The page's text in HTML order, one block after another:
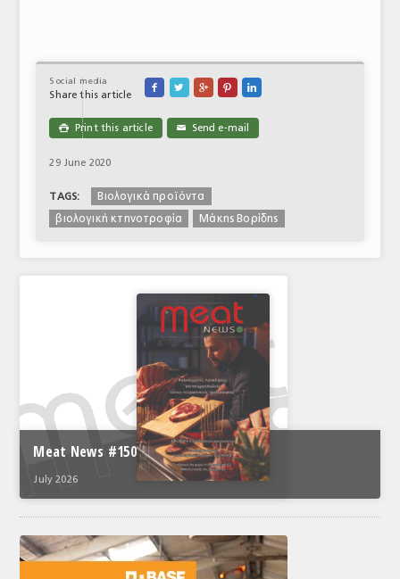
Social media
Share this article
    
 Print this article ✉ Send e-mail
29 June 2020
TAGS:
Βιολογικά προϊόντα
βιολογική κτηνοτροφία
Μάκης Βορίδης
Meat News #150
July 2026